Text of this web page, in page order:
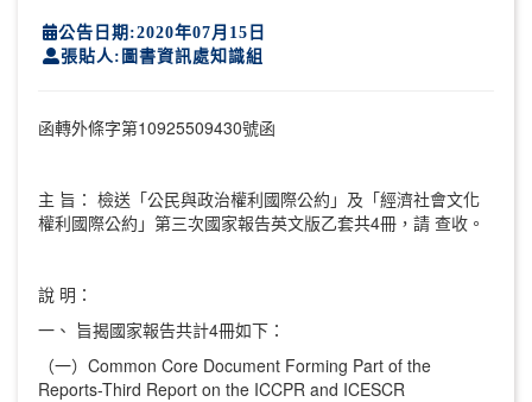
公告日期:2020年07月15日
張貼人:圖書資訊處知識組
函轉外條字第10925509430號函
主 旨： 檢送「公民與政治權利國際公約」及「經濟社會文化
權利國際公約」第三次國家報告英文版乙套共4冊，請 查收。
說 明：
一、 旨揭國家報告共計4冊如下：
（一）Common Core Document Forming Part of the
Reports-Third Report on the ICCPR and ICESCR